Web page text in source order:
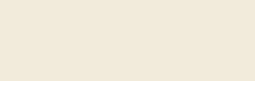
葬儀社はどう
いおり公式